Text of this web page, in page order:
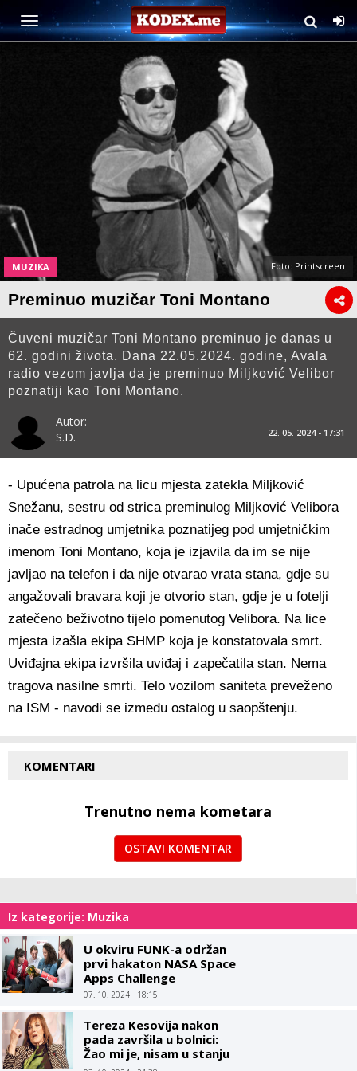
MUZIKA Foto: Printscreen
Preminuo muzičar Toni Montano
Čuveni muzičar Toni Montano preminuo je danas u
62. godini života. Dana 22.05.2024. godine, Avala
radio vezom javlja da je preminuo Miljković Velibor
poznatiji kao Toni Montano.
Autor:
S.D.
22. 05. 2024 - 17:31
- Upućena patrola na licu mjesta zatekla Miljković
Snežanu, sestru od strica preminulog Miljković Velibora
inače estradnog umjetnika poznatijeg pod umjetničkim
imenom Toni Montano, koja je izjavila da im se nije
javljao na telefon i da nije otvarao vrata stana, gdje su
angažovali bravara koji je otvorio stan, gdje je u fotelji
zatečeno beživotno tijelo pomenutog Velibora. Na lice
mjesta izašla ekipa SHMP koja je konstatovala smrt.
Uviđajna ekipa izvršila uviđaj i zapečatila stan. Nema
tragova nasilne smrti. Telo vozilom saniteta preveženo
na ISM - navodi se između ostalog u saopštenju.
KOMENTARI
Trenutno nema kometara
OSTAVI KOMENTAR
Iz kategorije: Muzika
U okviru FUNK-a održan
prvi hakaton NASA Space
Apps Challenge
07. 10. 2024 - 18:15
Tereza Kesovija nakon
pada završila u bolnici:
Žao mi je, nisam u stanju